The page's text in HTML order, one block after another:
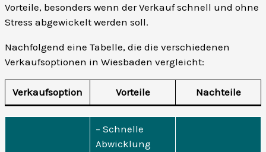
Vorteile, besonders wenn der Verkauf schnell und ohne
Stress abgewickelt werden soll.
Nachfolgend eine Tabelle, die die verschiedenen
Verkaufsoptionen in Wiesbaden vergleicht:
Verkaufsoption Vorteile Nachteile
– Schnelle
Abwicklung